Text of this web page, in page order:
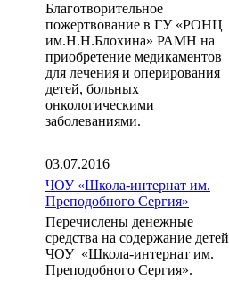
Благотворительное
пожертвование в ГУ «РОНЦ
им.Н.Н.Блохина» РАМН на
приобретение медикаментов
для лечения и оперирования
детей, больных
онкологическими
заболеваниями.
03.07.2016
ЧОУ «Школа-интернат им.
Преподобного Сергия»
Перечислены денежные
средства на содержание детей
ЧОУ «Школа-интернат им.
Преподобного Сергия».